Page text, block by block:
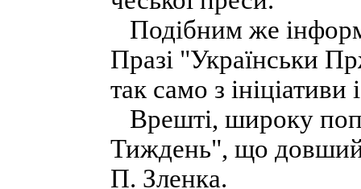
Подібним же
Празі "Українськи
так само з
Врешті, широку
Тиждень", що довший
П. Зленка.